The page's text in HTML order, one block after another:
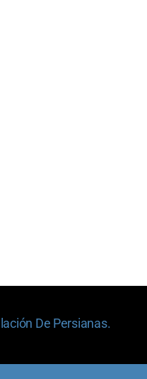
De Persianas.